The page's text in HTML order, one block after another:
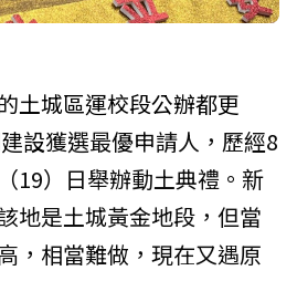
土城區運校段公辦都更
設獲選最優申請人，歷經8
19）日舉辦動土典禮。新
地是土城黃金地段，但當
，相當難做，現在又遇原